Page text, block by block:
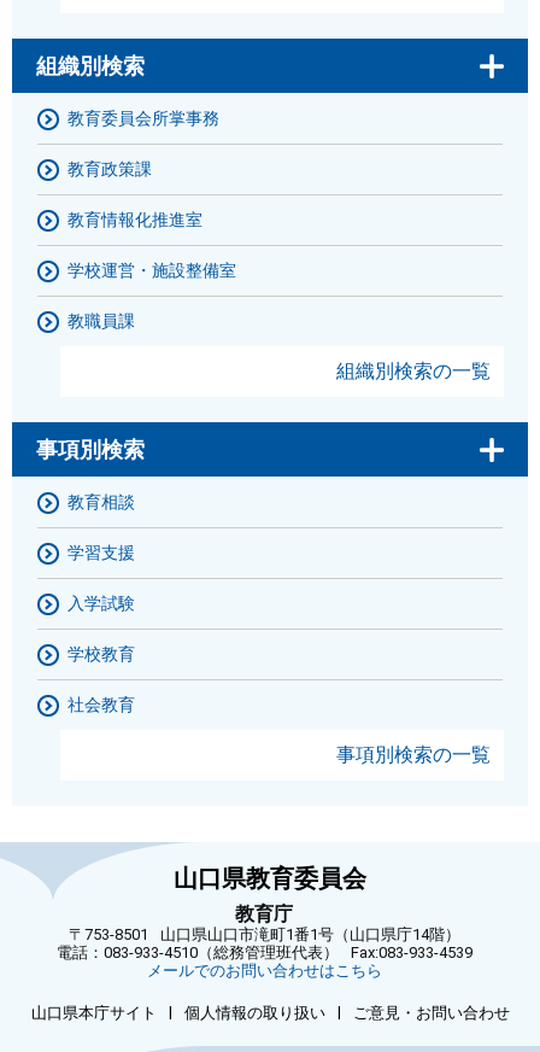
組織別検索
教育委員会所掌事務
教育政策課
教育情報化推進室
学校運営・施設整備室
教職員課
組織別検索の一覧
事項別検索
教育相談
学習支援
入学試験
学校教育
社会教育
事項別検索の一覧
山口県教育委員会
教育庁
〒753-8501
山口県山口市滝町1番1号（山口県庁14階）
電話：083-933-4510（総務管理班代表）
Fax:083-933-4539
メールでのお問い合わせはこちら
山口県本庁サイト | 個人情報の取り扱い | ご意見・お問い合わせ